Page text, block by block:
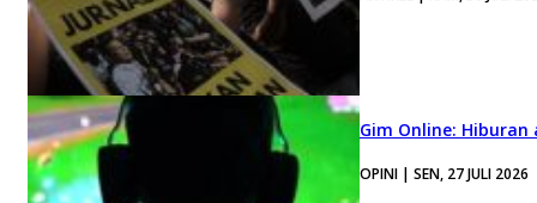
Gim Online:
OPINI | SEN, 27 JULI 2026